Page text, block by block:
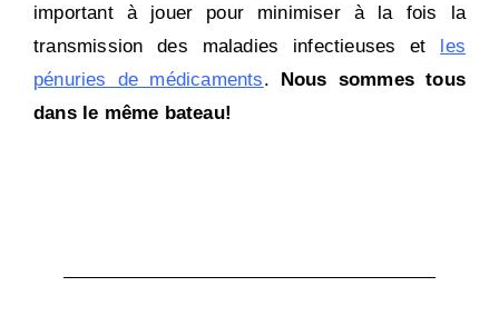
important à jouer pour minimiser à la fois la
transmission des maladies infectieuses et les
pénuries de médicaments. Nous sommes tous
dans le même bateau!